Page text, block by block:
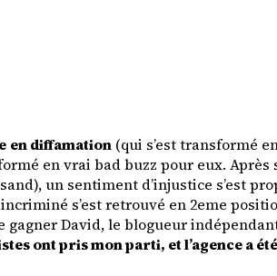
en diffamation (qui s’est transformé
en vrai bad buzz pour eux.
un sentiment d’injustice s’est
s’est retrouvé en 2eme
David, le blogueur
ont pris mon parti, et l’agence a